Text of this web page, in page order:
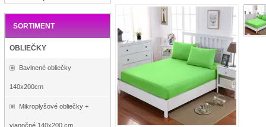
SORTIMENT
OBLIEČKY
Bavlnené obliečky
140x200cm
Mikroplyšové obliečky +
vianočné 140x200 cm